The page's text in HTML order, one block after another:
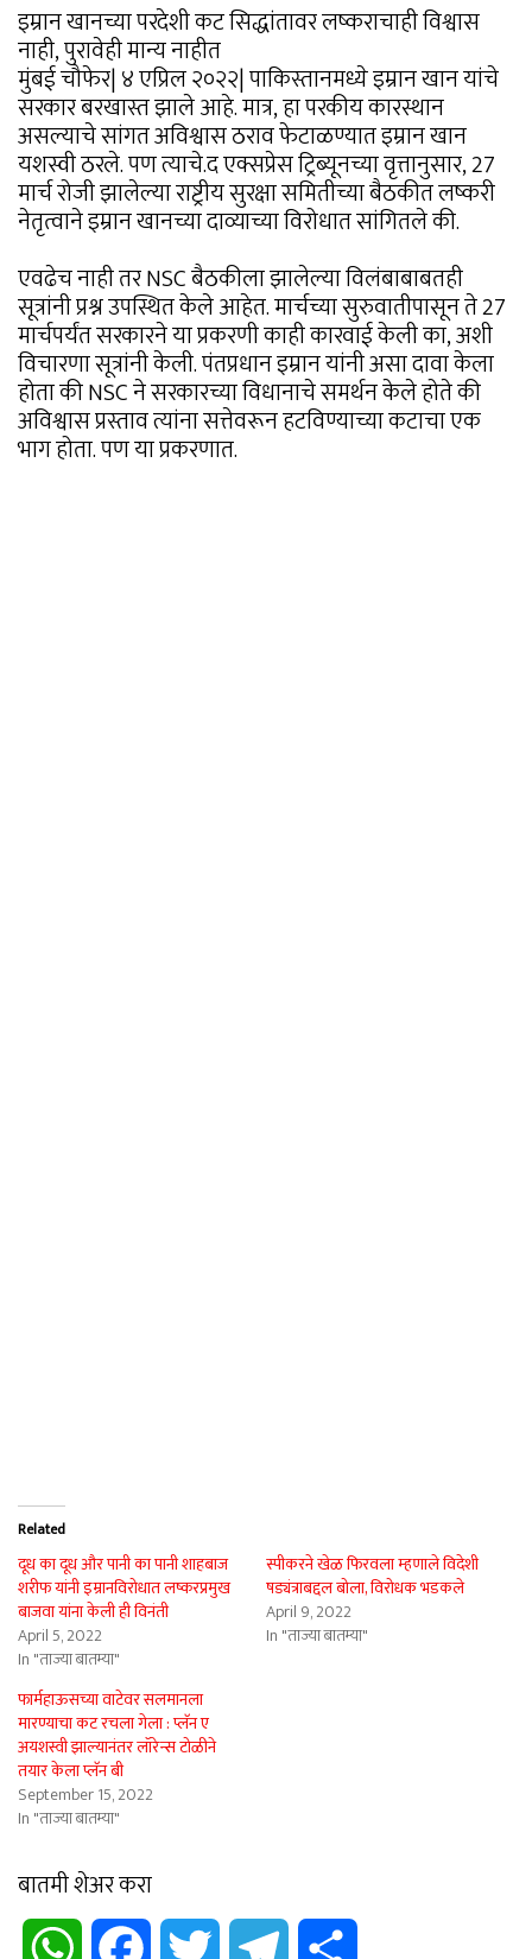
इम्रान खानच्या परदेशी कट सिद्धांतावर लष्कराचाही विश्वास
नाही, पुरावेही मान्य नाहीत
मुंबई चौफेर| ४ एप्रिल २०२२| पाकिस्तानमध्ये इम्रान खान यांचे
सरकार बरखास्त झाले आहे. मात्र, हा परकीय कारस्थान
असल्याचे सांगत अविश्वास ठराव फेटाळण्यात इम्रान खान
यशस्वी ठरले. पण त्याचे.द एक्सप्रेस ट्रिब्यूनच्या वृत्तानुसार, 27
मार्च रोजी झालेल्या राष्ट्रीय सुरक्षा समितीच्या बैठकीत लष्करी
नेतृत्वाने इम्रान खानच्या दाव्याच्या विरोधात सांगितले की.
एवढेच नाही तर NSC बैठकीला झालेल्या विलंबाबाबतही
सूत्रांनी प्रश्न उपस्थित केले आहेत. मार्चच्या सुरुवातीपासून ते 27
मार्चपर्यंत सरकारने या प्रकरणी काही कारवाई केली का, अशी
विचारणा सूत्रांनी केली. पंतप्रधान इम्रान यांनी असा दावा केला
होता की NSC ने सरकारच्या विधानाचे समर्थन केले होते की
अविश्वास प्रस्ताव त्यांना सत्तेवरून हटविण्याच्या कटाचा एक
भाग होता. पण या प्रकरणात.
Related
दूध का दूध और पानी का पानी शाहबाज
शरीफ यांनी इम्रानविरोधात लष्करप्रमुख
बाजवा यांना केली ही विनंती
April 5, 2022
In "ताज्या बातम्या"
स्पीकरने खेळ फिरवला म्हणाले विदेशी
षड्यंत्राबद्दल बोला, विरोधक भडकले
April 9, 2022
In "ताज्या बातम्या"
फार्महाऊसच्या वाटेवर सलमानला
मारण्याचा कट रचला गेला : प्लॅन ए
अयशस्वी झाल्यानंतर लॉरेन्स टोळीने
तयार केला प्लॅन बी
September 15, 2022
In "ताज्या बातम्या"
बातमी शेअर करा
WhatsApp Facebook Twitter Telegram